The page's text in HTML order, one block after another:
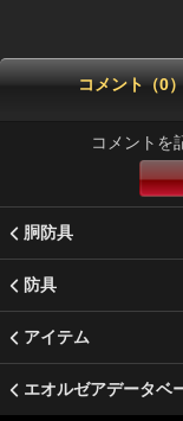
コメント（0
コメントを
胴防具
防具
アイテム
エオルゼアデータベ